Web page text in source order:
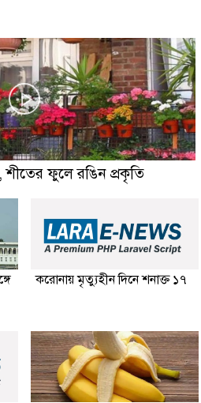
ফুলে রঙিন প্রকৃতি
করোনায় মৃত্যুহীন দিনে শনাক্ত ১৭